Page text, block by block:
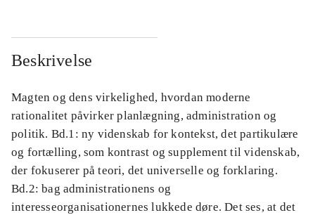
Beskrivelse
Magten og dens virkelighed, hvordan moderne
rationalitet påvirker planlægning, administration og
politik. Bd.1: ny videnskab for kontekst, det partikulære
og fortælling, som kontrast og supplement til videnskab,
der fokuserer på teori, det universelle og forklaring.
Bd.2: bag administrationens og
interesseorganisationernes lukkede døre. Det ses, at det